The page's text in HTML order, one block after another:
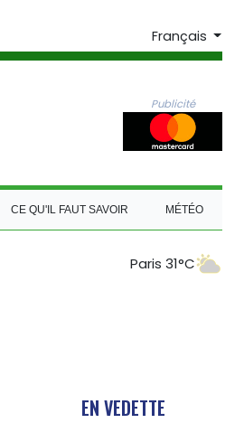
Français
Publicité
CE QU'IL FAUT SAVOIR MÉTÉO
Paris 31°C
EN VEDETTE